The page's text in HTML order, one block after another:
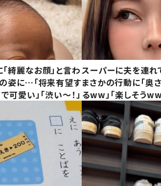
綺麗なお顔」と言わ
姿に…「将来有望す
可愛い」「渋い～！」
スーパーに夫を連れ
まさかの行動に「奥
るww」「楽しそうww